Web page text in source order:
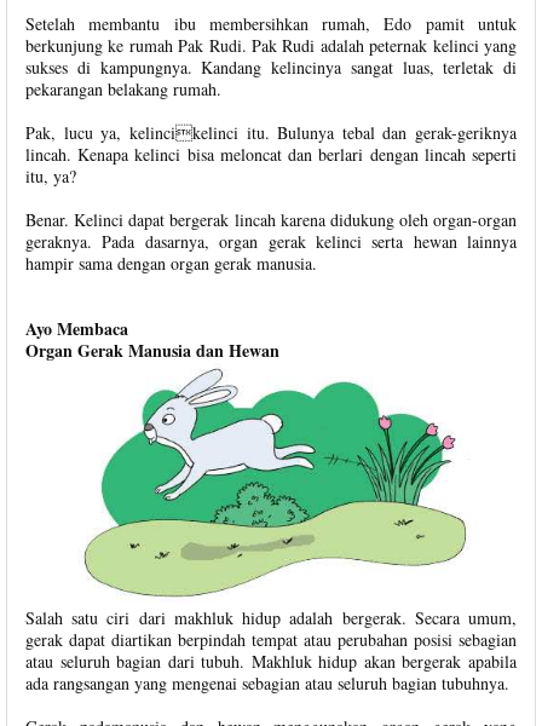
Setelah membantu ibu membersihkan rumah, Edo pamit untuk
berkunjung ke rumah Pak Rudi. Pak Rudi adalah peternak kelinci yang
sukses di kampungnya. Kandang kelincinya sangat luas, terletak di
pekarangan belakang rumah.
Pak, lucu ya, kelincikelinci itu. Bulunya tebal dan gerak-geriknya
lincah. Kenapa kelinci bisa meloncat dan berlari dengan lincah seperti
itu, ya?
Benar. Kelinci dapat bergerak lincah karena didukung oleh organ-organ
geraknya. Pada dasarnya, organ gerak kelinci serta hewan lainnya
hampir sama dengan organ gerak manusia.
Ayo Membaca
Organ Gerak Manusia dan Hewan
Salah satu ciri dari makhluk hidup adalah bergerak. Secara umum,
gerak dapat diartikan berpindah tempat atau perubahan posisi sebagian
atau seluruh bagian dari tubuh. Makhluk hidup akan bergerak apabila
ada rangsangan yang mengenai sebagian atau seluruh bagian tubuhnya.